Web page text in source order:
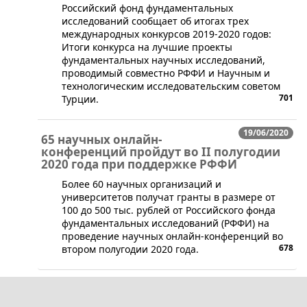
Российский фонд фундаментальных
исследований сообщает об итогах трех
международных конкурсов 2019-2020 годов:
Итоги конкурса на лучшие проекты
фундаментальных научных исследований,
проводимый совместно РФФИ и Научным и
технологическим исследовательским советом
Турции.
701
19/06/2020
65 научных онлайн-
конференций пройдут во II полугодии
2020 года при поддержке РФФИ
​​Более 60 научных организаций и
университетов получат гранты в размере от
100 до 500 тыс. рублей от Российского фонда
фундаментальных исследований (РФФИ) на
проведение научных онлайн-конференций во
втором полугодии 2020 года.
678